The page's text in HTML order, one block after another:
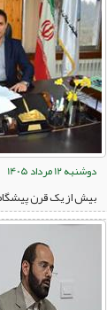
دوشنبه 12 مرداد 1405
بیش از یک قرن